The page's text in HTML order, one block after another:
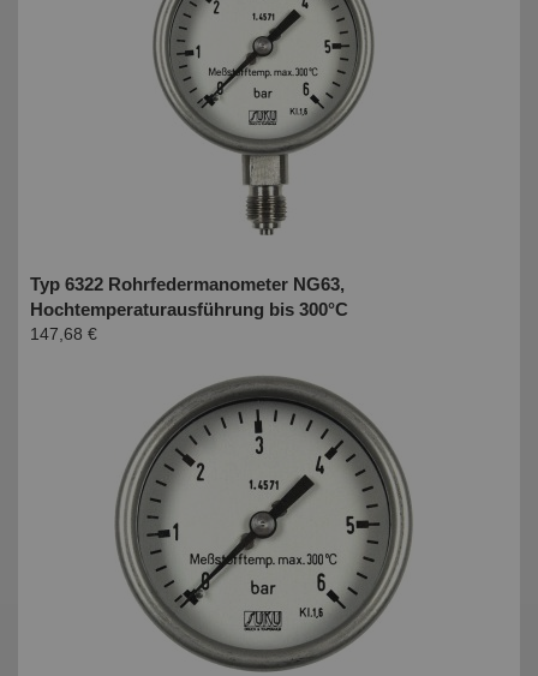
Typ 6322 Rohrfedermanometer NG63,
Hochtemperaturausführung bis 300°C
147,68 €